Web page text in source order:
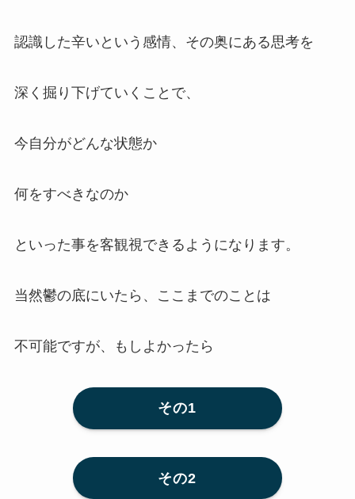
認識した辛いという感情、その奥にある思考を
深く掘り下げていくことで、
今自分がどんな状態か
何をすべきなのか
といった事を客観視できるようになります。
当然鬱の底にいたら、ここまでのことは
不可能ですが、もしよかったら
その1
その2